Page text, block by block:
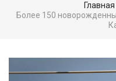
Главная
Более 150